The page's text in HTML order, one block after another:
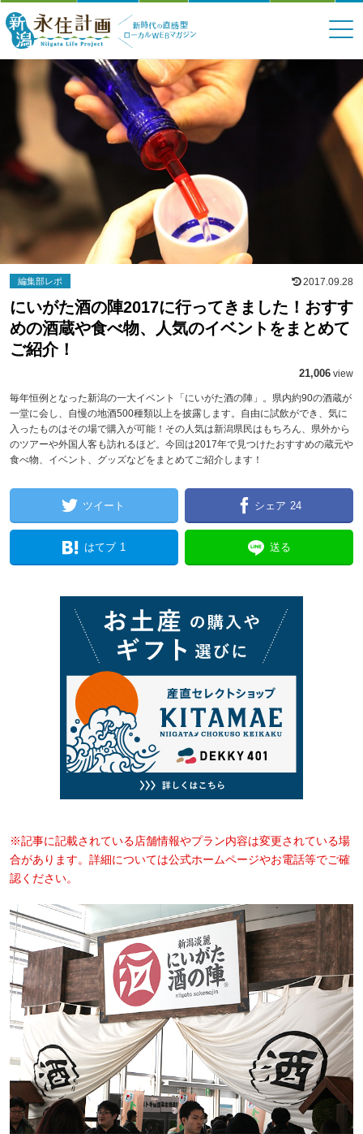
編集部レポ 2017.09.28
にいがた酒の陣2017に行ってきました！おすす
めの酒蔵や食べ物、人気のイベントをまとめて
ご紹介！
21,006 view
毎年恒例となった新潟の一大イベント「にいがた酒の陣」。県内約90の酒蔵が
一堂に会し、自慢の地酒500種類以上を披露します。自由に試飲ができ、気に
入ったものはその場で購入が可能！その人気は新潟県民はもちろん、県外から
のツアーや外国人客も訪れるほど。今回は2017年で見つけたおすすめの蔵元や
食べ物、イベント、グッズなどをまとめてご紹介します！
ツイート シェア 24
はてブ 1 送る
※記事に記載されている店舗情報やプラン内容は変更されている場
合があります。詳細については公式ホームページやお電話等でご確
認ください。